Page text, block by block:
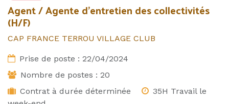
Agent / Agente d'entretien des collectivités
(H/F)
CAP FRANCE TERROU VILLAGE CLUB
Prise de poste : 22/04/2024
Nombre de postes : 20
Contrat à durée déterminée
35H Travail le